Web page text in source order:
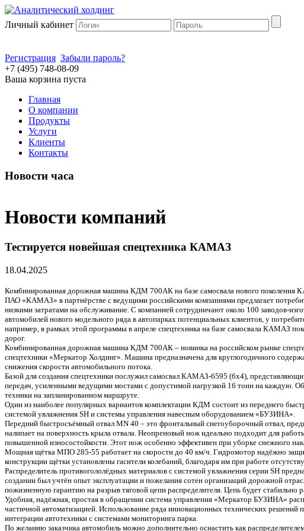
Личный кабинет
Регистрация Забыли пароль?
+7 (495) 748-08-09
Ваша корзина пуста
Главная
О компании
Продукты
Услуги
Клиенты
Контакты
Новости часа
Новости компаний
Тестируется новейшая спецтехника КАМАЗ
18.04.2025
Комбинированная дорожная машина КДМ 700АК на базе самосвала нового поколения
ПАО «КАМАЗ» в партнёрстве с ведущими российскими компаниями предлагает
низкими затратами на обслуживание. С компанией сотрудничают около 100 заводов-
автомобилей нового модельного ряда в автопарках потенциальных клиентов, у
например, в рамках этой программы в апреле спецтехника на базе самосвала КАМАЗ
дорог.
Комбинированная дорожная машина КДМ 700АК – новинка на российском рынке
спецтехники «Меркатор Холдинг». Машина предназначена для круглогодичного
снижения скорости автомобильного потока.
Базой для создания спецтехники послужил самосвал КАМАЗ-6595 (6х4),
передач, усиленными ведущими мостами с допустимой нагрузкой 16 тонн на каждую.
техники на запланированном маршруте.
Один из наиболее популярных вариантов комплектации КДМ состоит из переднего
системой увлажнения SH и системы управления навесным оборудованием «БУЗИНА».
Передний быстросъёмный отвал MN 40 – это фронтальный снегоуборочный отвал,
налипает на поверхность крыла отвала. Неопреновый нож идеально подходит для
повышенной износостойкости. Этот нож особенно эффективен при уборке снежного
Мощная щётка МПО 285-55 работает на скорости до 40 км/ч. Гидромотор надёжно
конструкции щётки установлены гасители колебаний, благодаря им при работе
Распределитель противогололёдных материалов с системой увлажнения серии SH
создании был учтён опыт эксплуатации и пожелания сотен организаций дорожной
пожизненную гарантию на разрыв тяговой цепи распределителя. Цепь будет стабильно
Удобная, надёжная, простая в обращении система управления «Меркатор БУЗИНА»
частичной автоматизацией. Использование ряда инновационных технических решений
интеграции автотехники с системами мониторинга парка.
По желанию заказчика автомобиль можно дополнительно оснастить как